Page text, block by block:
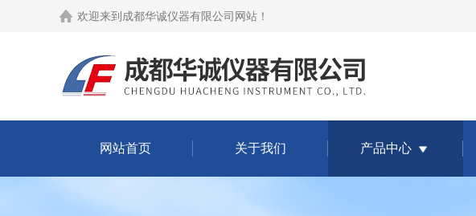
欢迎来到 成都华诚仪器有限公司网站 ！
网站首页 关于我们 产品中心